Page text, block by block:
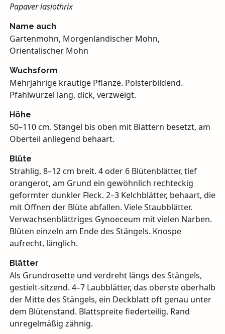
Papaver lasiothrix
Name auch
Gartenmohn, Morgenländischer Mohn,
Orientalischer Mohn
Wuchsform
Mehrjährige krautige Pflanze. Polsterbildend.
Pfahlwurzel lang, dick, verzweigt.
Höhe
50–110 cm. Stängel bis oben mit Blättern besetzt, am
Oberteil anliegend behaart.
Blüte
Strahlig, 8–12 cm breit. 4 oder 6 Blütenblätter, tief
orangerot, am Grund ein gewöhnlich rechteckig
geformter dunkler Fleck. 2–3 Kelchblätter, behaart, die
mit Öffnen der Blüte abfallen. Viele Staubblätter.
Verwachsenblättriges Gynoeceum mit vielen Narben.
Blüten einzeln am Ende des Stängels. Knospe
aufrecht, länglich.
Blätter
Als Grundrosette und verdreht längs des Stängels,
gestielt-sitzend. 4–7 Laubblätter, das oberste oberhalb
der Mitte des Stängels, ein Deckblatt oft genau unter
dem Blütenstand. Blattspreite fiederteilig, Rand
unregelmäßig zähnig.